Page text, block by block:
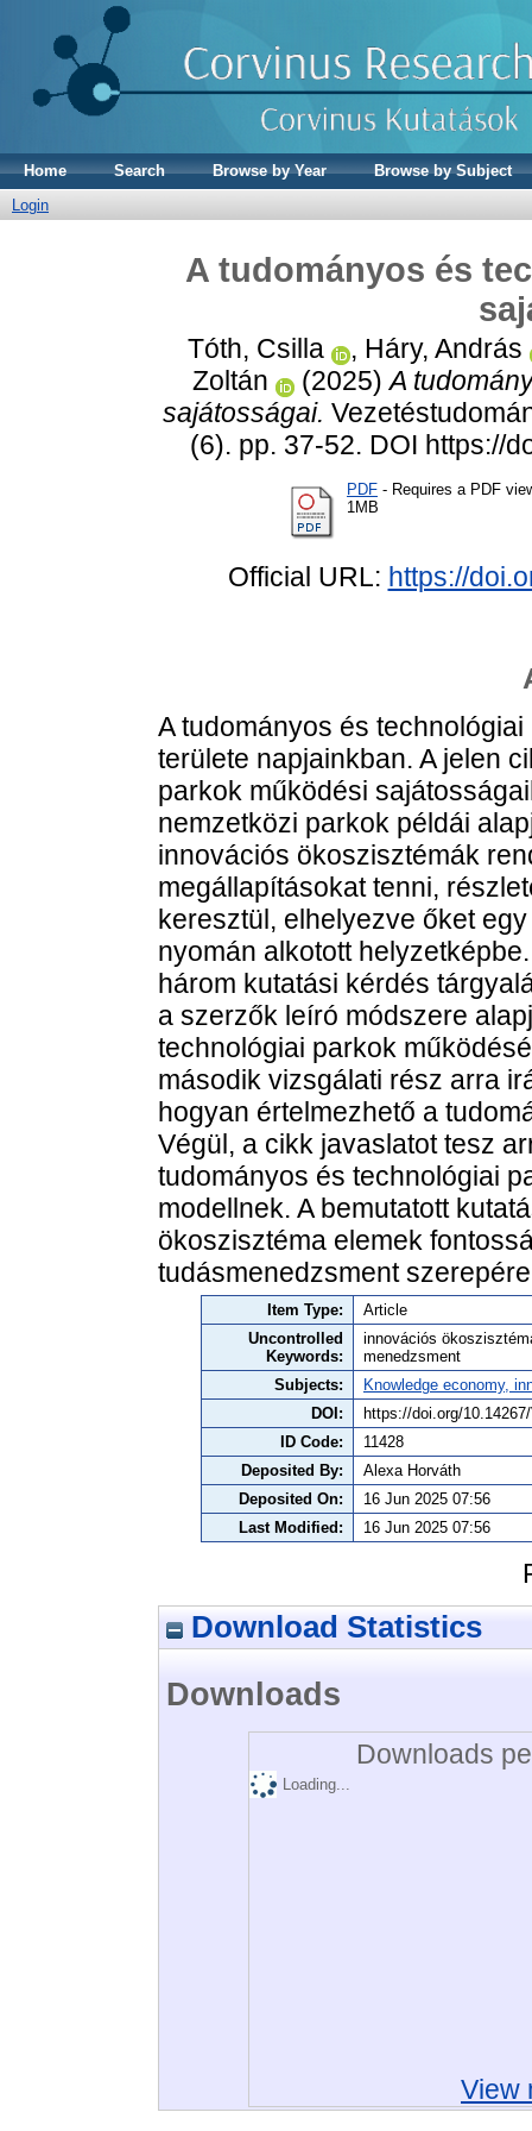
Home Search Browse by Year
Browse by Subject
Login
A tudományos és
Tóth, Csilla , Háry, András
Zoltán
(2025)A
sajátosságai.
(6). pp. 37-52. DOI https://
PDF - Requires a PDF
1MB
Official URL: https://
A tudományos és
területe napjainkban. A jelen
parkok működési
nemzetközi parkok példái
innovációs ökoszisztémák
megállapításokat tenni,
keresztül, elhelyezve őket
nyomán alkotott
három kutatási kérdés
a szerzők leíró módszere
technológiai parkok
második vizsgálati rész arra
hogyan értelmezhető a
Végül, a cikk javaslatot tesz
tudományos és technológiai
modellnek. A bemutatott
ökoszisztéma elemek
tudásmenedzsment
Item Type:
Article
Uncontrolled
Keywords:
innovációs
menedzsment
Subjects:
Knowledge economy,
DOI:
https://doi.org/
ID Code:
11428
Deposited By:
Alexa Horváth
Deposited On:
16 Jun 2025 07:56
Last Modified:
16 Jun 2025 07:56
Download Statistics
Downloads
Downloads
Loading...
View